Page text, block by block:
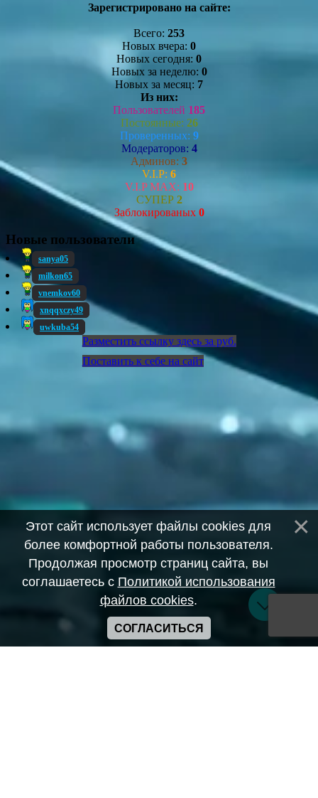
Зарегистрировано на сайте:
Всего: 253
Новых вчера: 0
Новых сегодня: 0
Новых за неделю: 0
Новых за месяц: 7
Из них:
Пользователей 185
Постоянные: 26
Проверенных: 9
Модераторов: 4
Админов: 3
V.I.P: 6
V.I.P MAX: 10
СУПЕР 2
Заблокированых 0
Новые пользователи
sanya05
milkon65
vnemkov60
xnqqxczy49
uwkuba54
Разместить ссылку здесь за руб.
Поставить к себе на сайт
Этот сайт использует файлы cookies для
более комфортной работы пользователя.
Продолжая просмотр страниц сайта, вы
соглашаетесь с Политикой использования
файлов cookies.
СОГЛАСИТЬСЯ